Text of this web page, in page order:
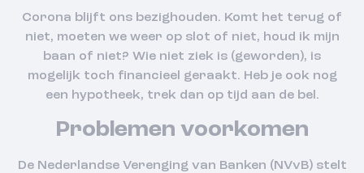
Corona blijft ons bezighouden. Komt het terug of
niet, moeten we weer op slot of niet, houd ik mijn
baan of niet? Wie niet ziek is (geworden), is
mogelijk toch financieel geraakt. Heb je ook nog
een hypotheek, trek dan op tijd aan de bel.
Problemen voorkomen
De Nederlandse Verenging van Banken (NVvB) stelt